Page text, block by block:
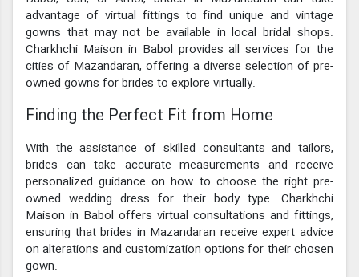
advantage of virtual fittings to find unique and vintage
gowns that may not be available in local bridal shops.
Charkhchi Maison in Babol provides all services for the
cities of Mazandaran, offering a diverse selection of pre-
owned gowns for brides to explore virtually.
Finding the Perfect Fit from Home
With the assistance of skilled consultants and tailors,
brides can take accurate measurements and receive
personalized guidance on how to choose the right pre-
owned wedding dress for their body type. Charkhchi
Maison in Babol offers virtual consultations and fittings,
ensuring that brides in Mazandaran receive expert advice
on alterations and customization options for their chosen
gown.